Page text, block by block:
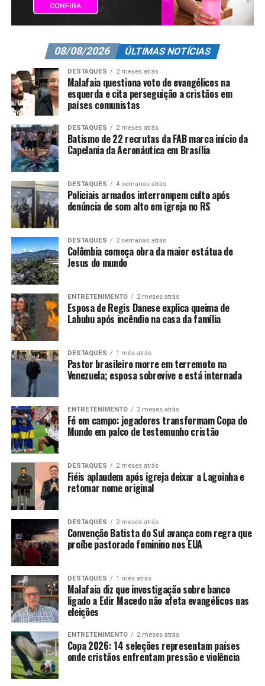
08/08/2026 ÚLTIMAS NOTÍCIAS
DESTAQUES 2 meses atrás
Malafaia questiona voto de evangélicos na
esquerda e cita perseguição a cristãos em
países comunistas
DESTAQUES 2 meses atrás
Batismo de 22 recrutas da FAB marca início da
Capelania da Aeronáutica em Brasília
DESTAQUES 4 semanas atrás
Policiais armados interrompem culto após
denúncia de som alto em igreja no RS
DESTAQUES 2 semanas atrás
Colômbia começa obra da maior estátua de
Jesus do mundo
ENTRETENIMENTO 2 meses atrás
Esposa de Regis Danese explica queima de
Labubu após incêndio na casa da família
DESTAQUES 1 mês atrás
Pastor brasileiro morre em terremoto na
Venezuela; esposa sobrevive e está internada
ENTRETENIMENTO 2 meses atrás
Fé em campo: jogadores transformam Copa do
Mundo em palco de testemunho cristão
DESTAQUES 2 meses atrás
Fiéis aplaudem após igreja deixar a Lagoinha e
retomar nome original
DESTAQUES 2 meses atrás
Convenção Batista do Sul avança com regra que
proíbe pastorado feminino nos EUA
DESTAQUES 1 mês atrás
Malafaia diz que investigação sobre banco
ligado a Edir Macedo não afeta evangélicos nas
eleições
ENTRETENIMENTO 2 meses atrás
Copa 2026: 14 seleções representam países
onde cristãos enfrentam pressão e violência